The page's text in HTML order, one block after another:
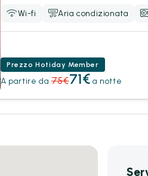
Wi-fi Aria condizionata
Prezzo Hotiday Member
A partire da 75€71€ a notte